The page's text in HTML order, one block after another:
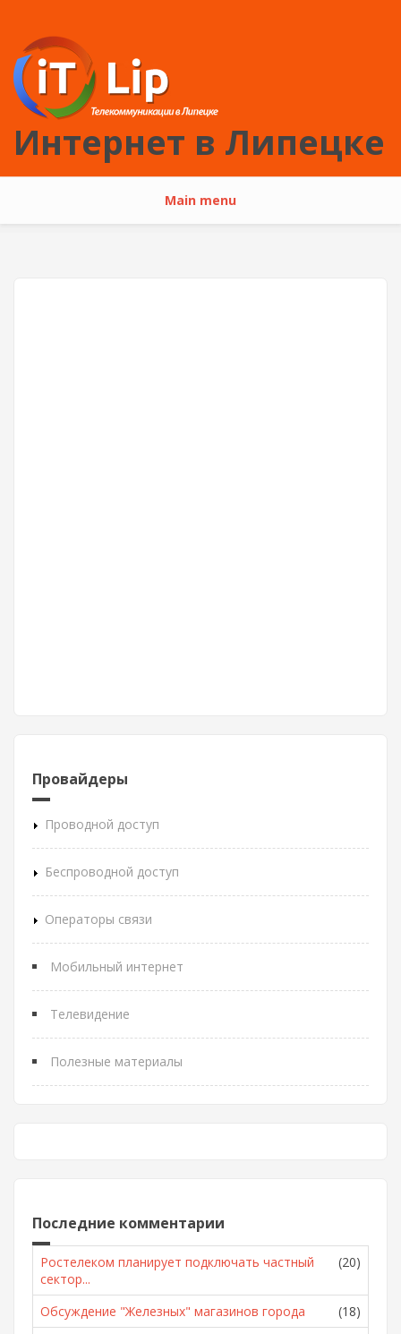
Интернет в Липецке
Main menu
Провайдеры
Проводной доступ
Беспроводной доступ
Операторы связи
Мобильный интернет
Телевидение
Полезные материалы
Последние комментарии
Ростелеком планирует подключать частный
сектор...
(20)
Обсуждение "Железных" магазинов города
(18)